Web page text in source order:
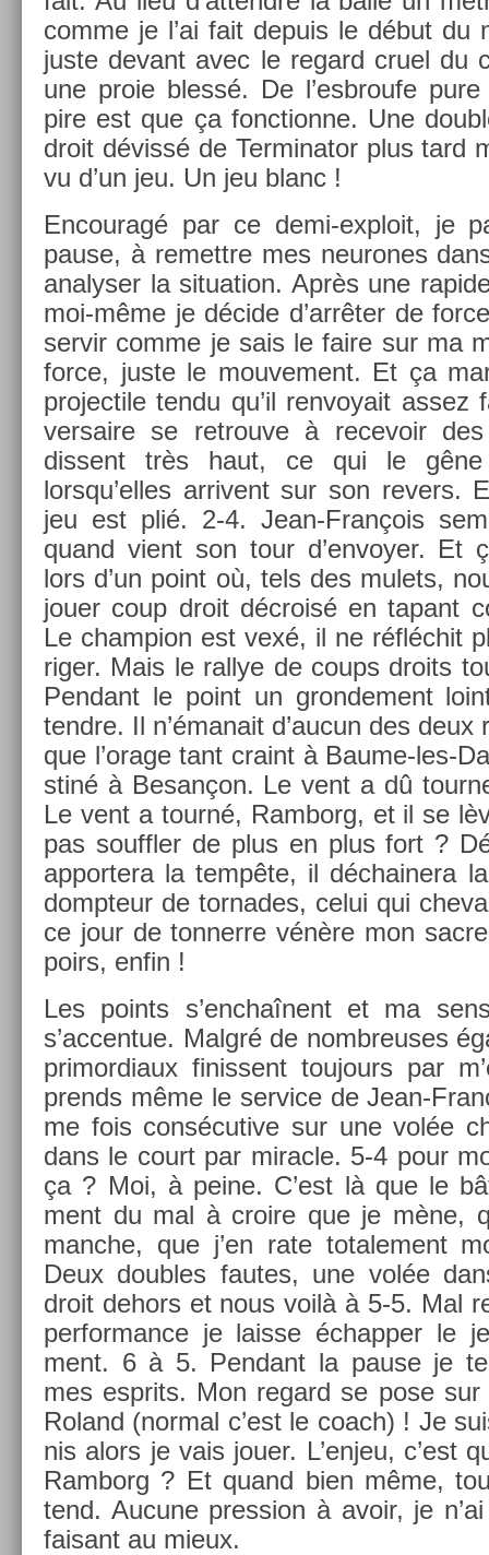
comme je l’ai fait de­puis le début du
juste de­vant avec le re­gard cruel du
une proie blessé. De l’esbroufe
pire est que ça fonction­ne. Une
droit dévissé de Ter­minator plus tard
vu d’un jeu. Un jeu blanc !
En­couragé par ce demi-exploit, je
pause, à re­mettre mes neurones
an­alys­er la situa­tion. Après une
moi-même je décide d’arrêter de
ser­vir comme je sais le faire sur ma
force, juste le mouve­ment. Et ça
pro­jec­tile tendu qu’il re­nvoyait
versaire se retro­uve à re­cevoir
dissent très haut, ce qui le gêne
lorsqu’el­les ar­rivent sur son re­v­ers.
jeu est plié. 2-4. Jean-François
quand vient son tour d’en­voy­er. Et
lors d’un point où, tels des mulets,
jouer coup droit décroisé en tapant
Le champ­ion est vexé, il ne réfléchit
rig­er. Mais le ral­lye de coups droits
Pen­dant le point un gron­de­ment
tendre. Il n’émanait d’aucun des
que l’orage tant craint à Baume-les-
stiné à Besançon. Le vent a dû
Le vent a tourné, Ram­borg, et il se
pas souffl­er de plus en plus fort ?
ap­portera la tempête, il déchainera
dompteur de tor­nades, celui qui
ce jour de ton­nerre vénère mon
poirs, enfin !
Les points s’enchaînent et ma
s’ac­centue. Malgré de nombreuses
primor­diaux fin­is­sent toujours par
pre­nds même le ser­vice de Jean-
me fois con­sécutive sur une volée
dans le court par mirac­le. 5-4 pour
ça ? Moi, à peine. C’est là que le
ment du mal à croire que je mène,
man­che, que j’en rate totale­ment
Deux doub­les fautes, une volée
droit de­hors et nous voilà à 5-5. Mal
performance je lais­se échapp­er le
ment. 6 à 5. Pen­dant la pause je
mes esprits. Mon re­gard se pose
Roland (norm­al c’est le coach) ! Je
nis alors je vais jouer. L’enjeu, c’est
Ram­borg ? Et quand bien même,
tend. Aucune pre­ss­ion à avoir, je n’ai
faisant au mieux.